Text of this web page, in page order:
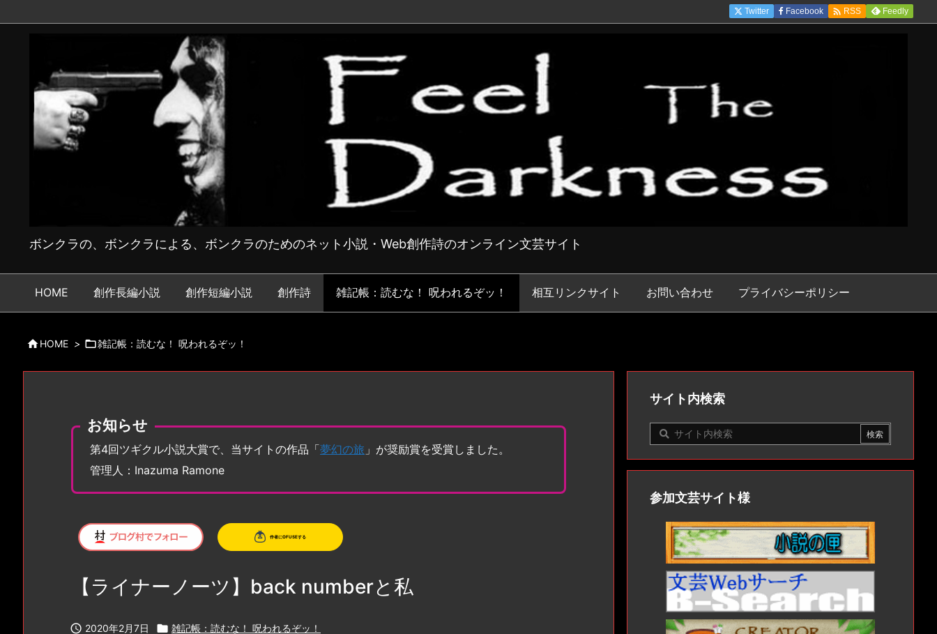
ボンクラの、ボンクラによる、ボンクラのためのネット小説・Web創作詩のオンライン文芸サイト
HOME 創作長編小説 創作短編小説 創作詩 雑記帳：読むな！ 呪われるぞッ！ 相互リンクサイト お問い合わせ プライバシーポリシー
Twitter Facebook  RSS Feedly
HOME > 雑記帳：読むな！ 呪われるぞッ！
お知らせ
第4回ツギクル小説大賞で、当サイトの作品「夢幻の旅 」が奨励賞を受賞しました。
管理人：Inazuma Ramone
【ライナーノーツ】back numberと私
 2020年2月7日  雑記帳：読むな！ 呪われるぞッ！
サイト内検索
参加文芸サイト様